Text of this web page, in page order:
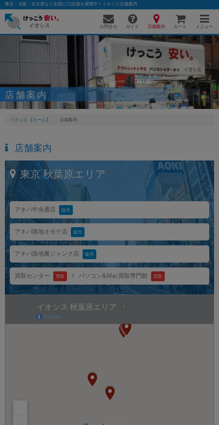
東京・大阪・名古屋など全国に13店舗を展開中！イオシス店舗案内
お問合せ ガイド 店舗案内 カート メニュー
店舗案内
イオシス 【ホーム】 店舗案内
店舗案内
東京秋葉原エリア
アキバ中央通店 販売
アキバ路地オモテ店 販売
アキバ路地裏ジャンク店 販売
買取センター 買取 / パソコン&Mac買取専門館 買取
かんたんパソコン検索に切り替える
フリーワード
人気の検索ワード：
カテゴリー
商品ジャンルの絞り込み
「スマートフォン」「タブレット」など
シリーズ
商品シリーズ名・ブランド名の絞り込み。
「iPhone」「Xperia」「Galaxy」など
メーカー
製造、販売メーカーの絞り込み
「Apple」「SONY」「SHARP」など
機能・特徴
商品の搭載機能による絞り込み
「5G対応」「防水」「ワンセグ」など
ドライブの絞り込み